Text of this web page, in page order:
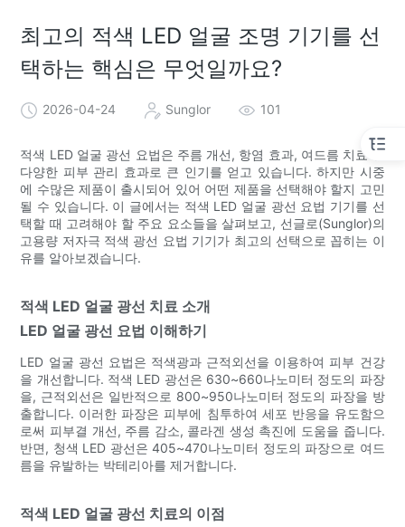
최고의 적색 LED 얼굴 조명 기기를 선
택하는 핵심은 무엇일까요?
2026-04-24 Sunglor 101
적색 LED 얼굴 광선 요법은 주름 개선, 항염 효과, 여드름 치료 등
다양한 피부 관리 효과로 큰 인기를 얻고 있습니다. 하지만 시중
에 수많은 제품이 출시되어 있어 어떤 제품을 선택해야 할지 고민
될 수 있습니다. 이 글에서는 적색 LED 얼굴 광선 요법 기기를 선
택할 때 고려해야 할 주요 요소들을 살펴보고, 선글로(Sunglor)의
고용량 저자극 적색 광선 요법 기기가 최고의 선택으로 꼽히는 이
유를 알아보겠습니다.
적색 LED 얼굴 광선 치료 소개
LED 얼굴 광선 요법 이해하기
LED 얼굴 광선 요법은 적색광과 근적외선을 이용하여 피부 건강
을 개선합니다. 적색 LED 광선은 630~660나노미터 정도의 파장
을, 근적외선은 일반적으로 800~950나노미터 정도의 파장을 방
출합니다. 이러한 파장은 피부에 침투하여 세포 반응을 유도함으
로써 피부결 개선, 주름 감소, 콜라겐 생성 촉진에 도움을 줍니다.
반면, 청색 LED 광선은 405~470나노미터 정도의 파장으로 여드
름을 유발하는 박테리아를 제거합니다.
적색 LED 얼굴 광선 치료의 이점